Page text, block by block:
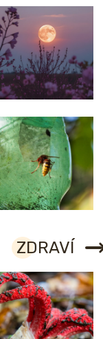
ZDRAVÍ